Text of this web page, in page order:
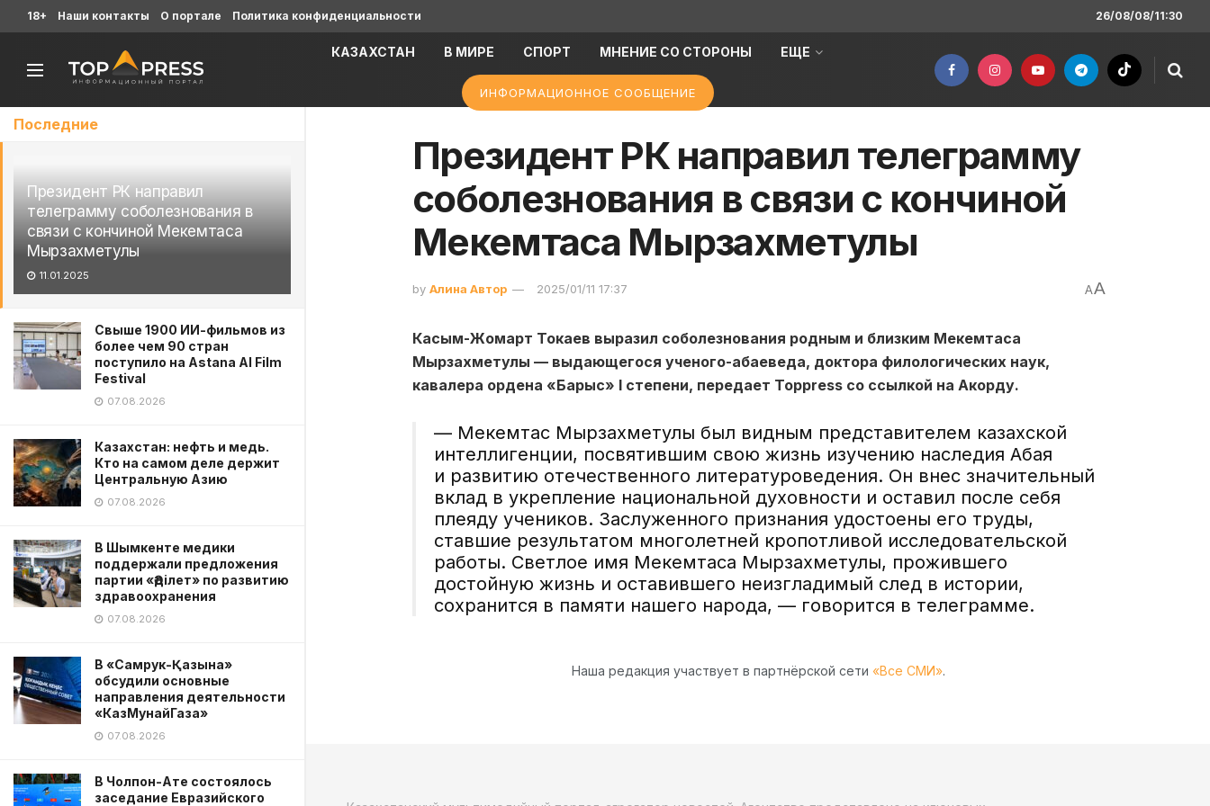
Последние
Президент РК направил
телеграмму соболезнования в
связи с кончиной Мекемтаса
Мырзахметулы
11.01.2025
Свыше 1900 ИИ-фильмов из
более чем 90 стран
поступило на Astana AI Film
Festival
07.08.2026
Казахстан: нефть и медь.
Кто на самом деле держит
Центральную Азию
07.08.2026
В Шымкенте медики
поддержали предложения
партии «Әділет» по развитию
здравоохранения
07.08.2026
В «Самрук-Қазына»
обсудили основные
направления деятельности
«КазМунайГаза»
07.08.2026
В Чолпон-Ате состоялось
заседание Евразийского
18+ Наши контакты О портале Политика конфиденциальности 26/08/08/11:30
КАЗАХСТАН В МИРЕ СПОРТ МНЕНИЕ СО СТОРОНЫ ЕЩЕ
ИНФОРМАЦИОННОЕ СООБЩЕНИЕ
Президент РК направил телеграмму
соболезнования в связи с кончиной
Мекемтаса Мырзахметулы
by Алина Автор 2025/01/11 17:37 AA
Касым-Жомарт Токаев выразил соболезнования родным и близким Мекемтаса
Мырзахметулы — выдающегося ученого-абаеведа, доктора филологических наук,
кавалера ордена «Барыс» I степени, передает Toppress со ссылкой на Акорду.
— Мекемтас Мырзахметулы был видным представителем казахской
интеллигенции, посвятившим свою жизнь изучению наследия Абая
и развитию отечественного литературоведения. Он внес значительный
вклад в укрепление национальной духовности и оставил после себя
плеяду учеников. Заслуженного признания удостоены его труды,
ставшие результатом многолетней кропотливой исследовательской
работы. Светлое имя Мекемтаса Мырзахметулы, прожившего
достойную жизнь и оставившего неизгладимый след в истории,
сохранится в памяти нашего народа, — говорится в телеграмме.
Наша редакция участвует в партнёрской сети «Все СМИ».